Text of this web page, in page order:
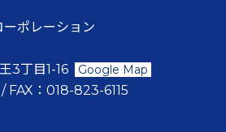
ポレーション
3丁目1-16 Google Map
/ FAX： 018-823-6115